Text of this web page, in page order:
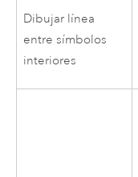
Dibujar línea
entre símbolos
interiores